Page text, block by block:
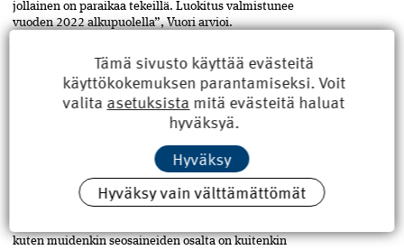
jollainen on paraikaa tekeillä. Luokitus valmistunee
vuoden 2022 alkupuolella”, Vuori arvioi.
sille,­ ­että virallinen käyttö voi tulla sallituksi ja sitä
kautta kasvaa. Jotta­ standardi voidaan myöntää,
tarvitaan luotettavaa tietoa käyttökokemuksista. Jos
käyttökokemuksia ei ole kertynyt, ei ­voida myöskään
”Se joka tapauksessa tiedetään, että esimerkiksi
metakaoliinien puhtausaste vaihtelee voimakkaasti.
Betonin valmistuksessa optimaalisinta olisi
tehokkuuskertoimeltaan lentotuhkan ja
kuten muidenkin seosaineiden osalta on kuitenkin
Tämä sivusto käyttää evästeitä
käyttökokemuksen parantamiseksi. Voit
valita asetuksista mitä evästeitä haluat
hyväksyä.
Hyväksy
Hyväksy vain välttämättömät